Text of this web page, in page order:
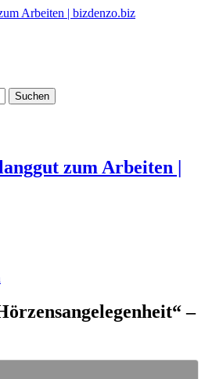
zum Arbeiten |
–